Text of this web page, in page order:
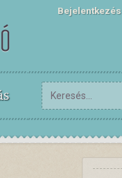
Bejelentkezés